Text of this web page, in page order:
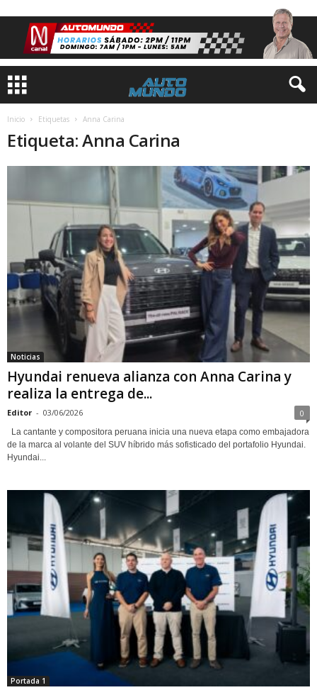
Inicio Etiquetas Anna Carina
Etiqueta: Anna Carina
Noticias
Hyundai renueva alianza con Anna Carina y
realiza la entrega de...
Editor - 03/06/2026 0
La cantante y compositora peruana inicia una nueva etapa como embajadora
de la marca al volante del SUV híbrido más sofisticado del portafolio Hyundai.
Hyundai...
Portada 1